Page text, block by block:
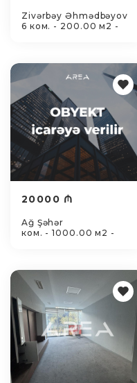
Zivərbəy Əhmədbəyov
6 ком. - 200.00 м2 -
20000 ₼
Ağ Şəhər
ком. - 1000.00 м2 -